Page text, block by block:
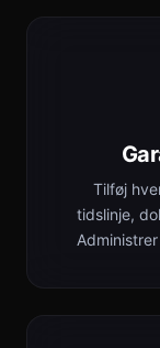
Tilføj
tidslinje,